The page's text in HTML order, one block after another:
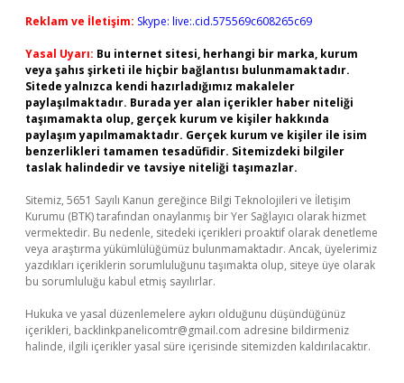
Reklam ve İletişim: Skype: live:.cid.575569c608265c69
Yasal Uyarı: Bu internet sitesi, herhangi bir marka, kurum
veya şahıs şirketi ile hiçbir bağlantısı bulunmamaktadır.
Sitede yalnızca kendi hazırladığımız makaleler
paylaşılmaktadır. Burada yer alan içerikler haber niteliği
taşımamakta olup, gerçek kurum ve kişiler hakkında
paylaşım yapılmamaktadır. Gerçek kurum ve kişiler ile isim
benzerlikleri tamamen tesadüfidir. Sitemizdeki bilgiler
taslak halindedir ve tavsiye niteliği taşımazlar.
Sitemiz, 5651 Sayılı Kanun gereğince Bilgi Teknolojileri ve İletişim
Kurumu (BTK) tarafından onaylanmış bir Yer Sağlayıcı olarak hizmet
vermektedir. Bu nedenle, sitedeki içerikleri proaktif olarak denetleme
veya araştırma yükümlülüğümüz bulunmamaktadır. Ancak, üyelerimiz
yazdıkları içeriklerin sorumluluğunu taşımakta olup, siteye üye olarak
bu sorumluluğu kabul etmiş sayılırlar.
Hukuka ve yasal düzenlemelere aykırı olduğunu düşündüğünüz
içerikleri, backlinkpanelicomtr@gmail.com adresine bildirmeniz
halinde, ilgili içerikler yasal süre içerisinde sitemizden kaldırılacaktır.